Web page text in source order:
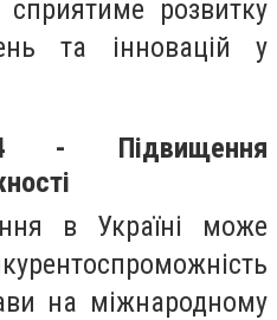
розвитку
та інновацій у
Підвищення
в Україні може
на міжнародному